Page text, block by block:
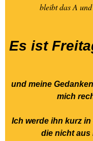
- Stunde -3 - 01.März
AACHEN & sein
ELISENGARTEN
02.- Die Liebe zur
Seite 1 in W. + B.
03.- Die Liebe zur
Seite - 2 in W. + B.
bleibt das A
Es ist
und meine
mich
Ich werde ihn kurz
die nicht aus